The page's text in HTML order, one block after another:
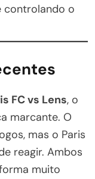
controlando o
FC vs Lens, o
marcante. O
mas o Paris
reagir. Ambos
muito